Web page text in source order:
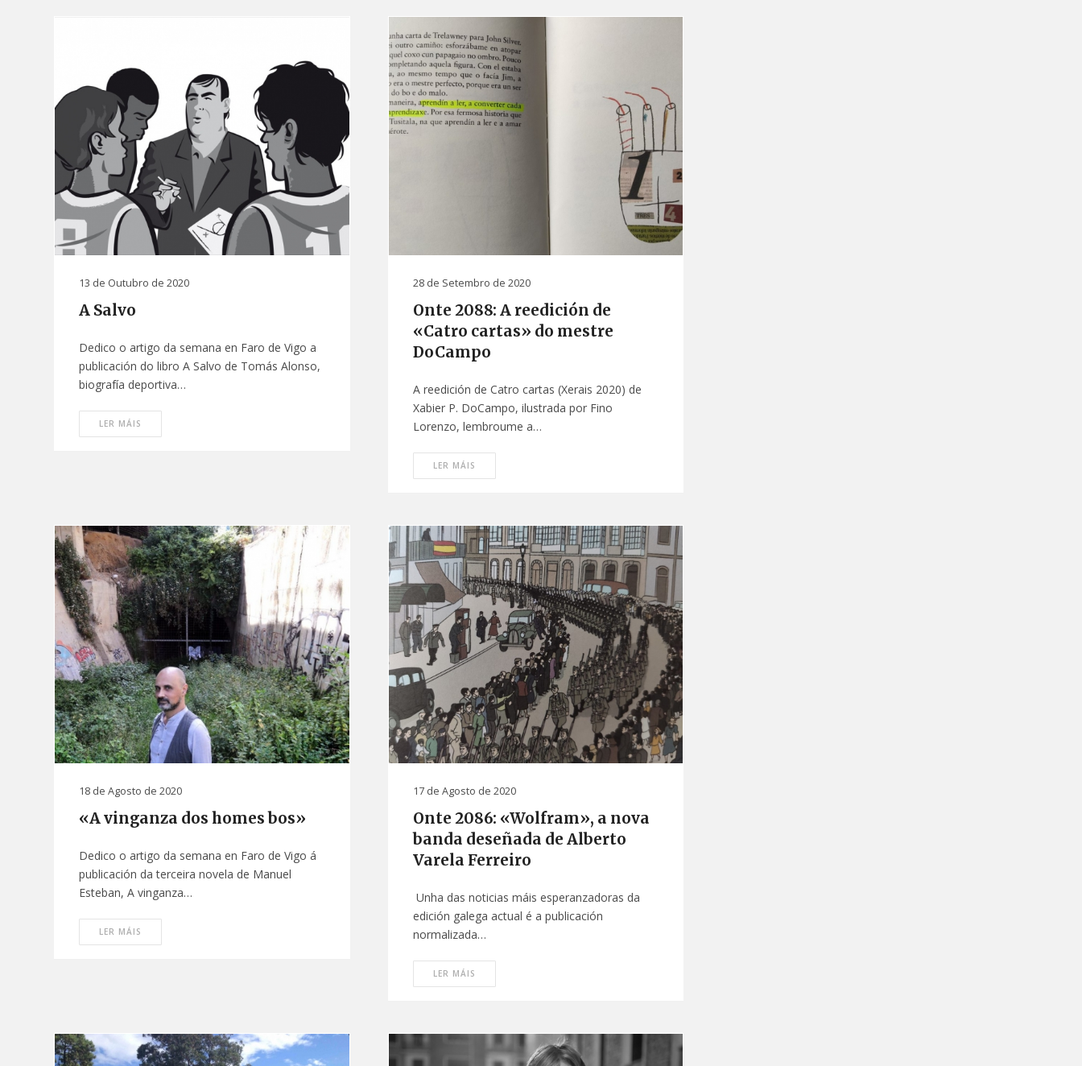
A Salvo
13 de Outubro de 2020
Dedico o artigo da semana en Faro de Vigo a
publicación do libro A Salvo de Tomás Alonso,
biografía deportiva…
LER MÁIS
Onte 2088: A reedición de
«Catro cartas» do mestre
DoCampo
28 de Setembro de 2020
A reedición de Catro cartas (Xerais 2020) de
Xabier P. DoCampo, ilustrada por Fino
Lorenzo, lembroume a…
LER MÁIS
«A vinganza dos homes bos»
18 de Agosto de 2020
Dedico o artigo da semana en Faro de Vigo á
publicación da terceira novela de Manuel
Esteban, A vinganza…
LER MÁIS
Onte 2086: «Wolfram», a nova
banda deseñada de Alberto
Varela Ferreiro
17 de Agosto de 2020
Unha das noticias máis esperanzadoras da
edición galega actual é a publicación
normalizada…
LER MÁIS